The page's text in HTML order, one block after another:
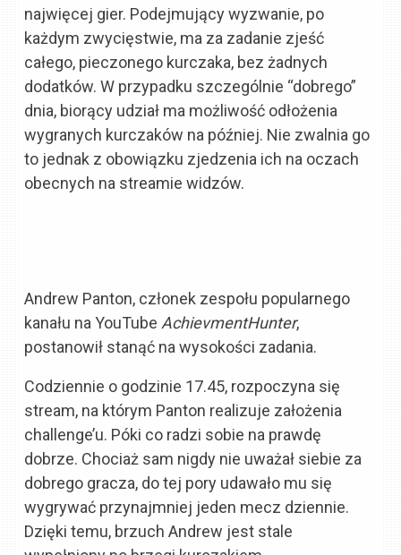
najwięcej gier. Podejmujący wyzwanie, po
każdym zwycięstwie, ma za zadanie zjeść
całego, pieczonego kurczaka, bez żadnych
dodatków. W przypadku szczególnie “dobrego”
dnia, biorący udział ma możliwość odłożenia
wygranych kurczaków na później. Nie zwalnia go
to jednak z obowiązku zjedzenia ich na oczach
obecnych na streamie widzów.
Andrew Panton, członek zespołu popularnego
kanału na YouTubeAchievmentHunter,
postanowił stanąć na wysokości zadania.
Codziennie o godzinie 17.45, rozpoczyna się
stream, na którym Panton realizuje założenia
challenge’u. Póki co radzi sobie na prawdę
dobrze. Chociaż sam nigdy nie uważał siebie za
dobrego gracza, do tej pory udawało mu się
wygrywać przynajmniej jeden mecz dziennie.
Dzięki temu, brzuch Andrew jest stale